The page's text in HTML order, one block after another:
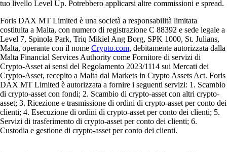
tuo livello Level Up. Potrebbero applicarsi altre commissioni e spread.
Foris DAX MT Limited è una società a responsabilità limitata
costituita a Malta, con numero di registrazione C 88392 e sede legale a
Level 7, Spinola Park, Triq Mikiel Ang Borg, SPK 1000, St. Julians,
Malta, operante con il nome Crypto.com, debitamente autorizzata dalla
Malta Financial Services Authority come Fornitore di servizi di
Crypto-Asset ai sensi del Regolamento 2023/1114 sui Mercati dei
Crypto-Asset, recepito a Malta dal Markets in Crypto Assets Act. Foris
DAX MT Limited è autorizzata a fornire i seguenti servizi: 1. Scambio
di crypto-asset con fondi; 2. Scambio di crypto-asset con altri crypto-
asset; 3. Ricezione e trasmissione di ordini di crypto-asset per conto dei
clienti; 4. Esecuzione di ordini di crypto-asset per conto dei clienti; 5.
Servizi di trasferimento di crypto-asset per conto dei clienti; 6.
Custodia e gestione di crypto-asset per conto dei clienti.